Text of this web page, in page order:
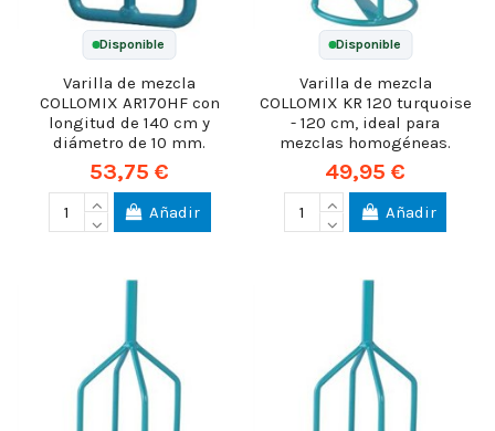
Disponible
Varilla de mezcla
COLLOMIX AR170HF con
longitud de 140 cm y
diámetro de 10 mm.
53,75 €
Añadir
Disponible
Varilla de mezcla
COLLOMIX KR 120 turquoise
- 120 cm, ideal para
mezclas homogéneas.
49,95 €
Añadir